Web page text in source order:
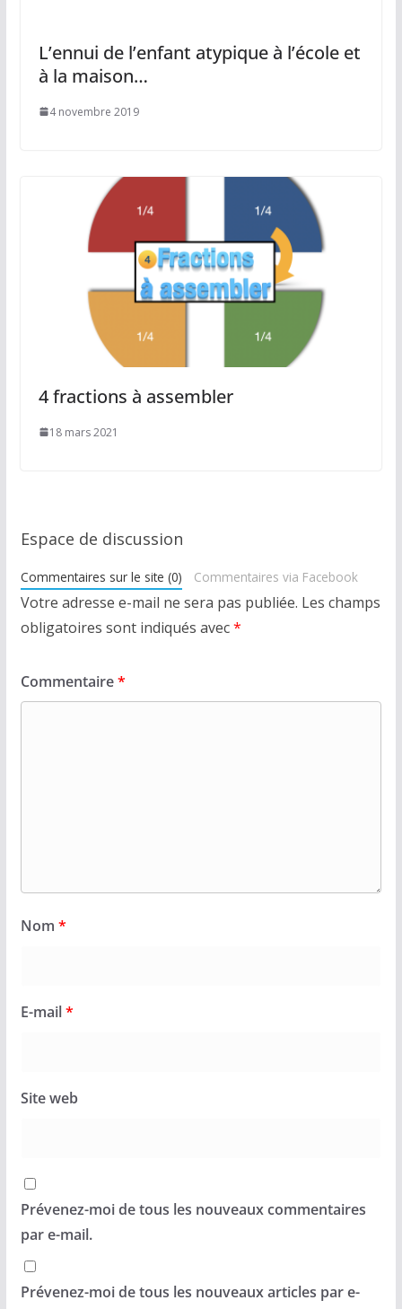
L’ennui de l’enfant atypique à l’école et
à la maison…
4 novembre 2019
4 fractions à assembler
18 mars 2021
Espace de discussion
Commentaires sur le site (0) Commentaires via Facebook
Votre adresse e-mail ne sera pas publiée. Les champs
obligatoires sont indiqués avec*
Commentaire*
Nom *
E-mail*
Site web
Prévenez-moi de tous les nouveaux commentaires
par e-mail.
Prévenez-moi de tous les nouveaux articles par e-